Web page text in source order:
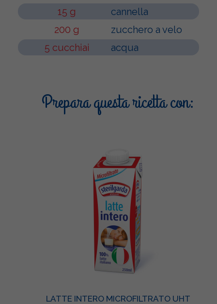
15 g
cannella
200 g
zucchero a velo
5 cucchiai
acqua
Prepara questa ricetta con:
LATTE INTERO MICROFILTRATO UHT